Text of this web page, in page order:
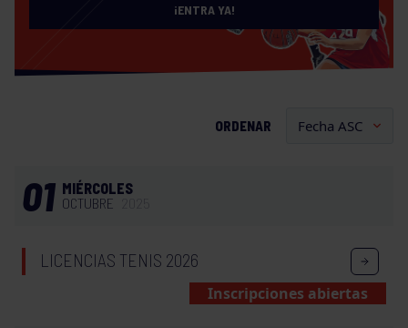
¡ENTRA YA!
ORDENAR
01 MIÉRCOLES
OCTUBRE
LICENCIAS TENIS 2026
Inscripciones abiertas